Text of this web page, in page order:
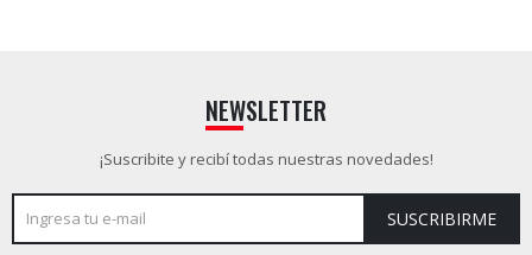
NEWSLETTER
¡Suscribite y recibí todas nuestras novedades!
SUSCRIBIRME